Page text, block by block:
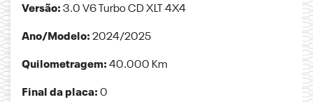
Versão:3.0 V6 Turbo CD XLT 4X4
Ano/Modelo:2024/2025
Quilometragem:40.000 Km
Final da placa:0